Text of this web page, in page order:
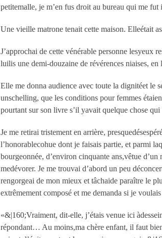
petitemalle, je m’en fus droit au bureau qui me fut
Une vieille matrone tenait cette maison. Elleétait
J’approchai de cette vénérable personne lesyeux
luilis une demi-douzaine de révérences niaises,
Elle me donna audience avec toute la dignitéet le
unschelling, que les conditions pour femmes
pourtant sur son livre s’il yavait quelque chose
Je me retirai tristement en arrière,
l’honorablecohue dont je faisais partie, et parmi
bourgeonnée, d’environ cinquante ans,vêtue
medévorer. Je me trouvai d’abord un peu
rengorgeai de mon mieux et tâchaide paraître le
extrêmement composé et me demanda si je
«&|160;Vraiment, dit-elle, j’étais venue ici
répondant… Au moins,ma chère enfant, il faut